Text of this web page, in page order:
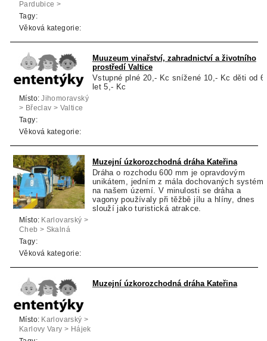
Pardubice >
Pardubice
Tagy:
Věková kategorie:
Muuzeum vinařství, zahradnictví a životního
prostředí Valtice
Vstupné plné 20,- Kc snížené 10,- Kc děti od 6
let 5,- Kc
Místo: Jihomoravský
> Břeclav > Valtice
Tagy:
Věková kategorie:
Muzejní úzkorozchodná dráha Kateřina
Dráha o rozchodu 600 mm je opravdovým
unikátem, jedním z mála dochovaných
na našem území. V minulosti se dráha a
vagony používaly při těžbě jílu a hlíny, dnes
slouží jako turistická atrakce.
Místo: Karlovarský >
Cheb > Skalná
Tagy:
Věková kategorie:
Muzejní úzkorozchodná dráha Kateřina
Místo: Karlovarský >
Karlovy Vary > Hájek